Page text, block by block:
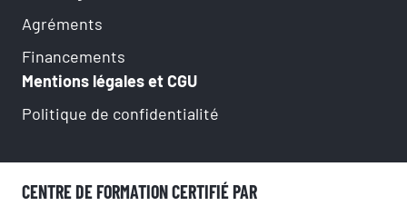
Agréments
Financements
Mentions légales et CGU
Politique de confidentialité
CENTRE DE FORMATION CERTIFIÉ PAR